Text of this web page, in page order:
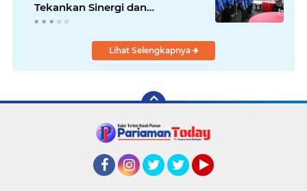
Tekankan Sinergi dan
Profesionalisme Pers
Lihat Selengkapnya